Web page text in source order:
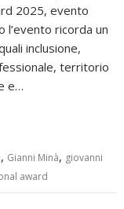
2025, evento
l’evento ricorda un
inclusione,
territorio
e…
, Gianni Minà, giovanni
award